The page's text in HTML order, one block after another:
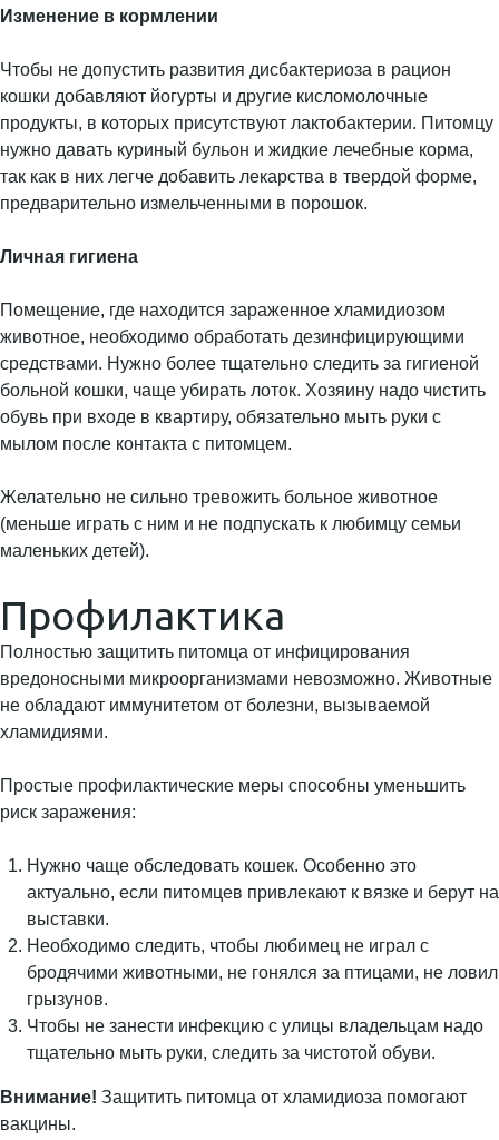
Изменение в кормлении
Чтобы не допустить развития дисбактериоза в рацион
кошки добавляют йогурты и другие кисломолочные
продукты, в которых присутствуют лактобактерии. Питомцу
нужно давать куриный бульон и жидкие лечебные корма,
так как в них легче добавить лекарства в твердой форме,
предварительно измельченными в порошок.
Личная гигиена
Помещение, где находится зараженное хламидиозом
животное, необходимо обработать дезинфицирующими
средствами. Нужно более тщательно следить за гигиеной
больной кошки, чаще убирать лоток. Хозяину надо чистить
обувь при входе в квартиру, обязательно мыть руки с
мылом после контакта с питомцем.
Желательно не сильно тревожить больное животное
(меньше играть с ним и не подпускать к любимцу семьи
маленьких детей).
Профилактика
Полностью защитить питомца от инфицирования
вредоносными микроорганизмами невозможно. Животные
не обладают иммунитетом от болезни, вызываемой
хламидиями.
Простые профилактические меры способны уменьшить
риск заражения:
Нужно чаще обследовать кошек. Особенно это
актуально, если питомцев привлекают к вязке и берут на
выставки.
Необходимо следить, чтобы любимец не играл с
бродячими животными, не гонялся за птицами, не ловил
грызунов.
Чтобы не занести инфекцию с улицы владельцам надо
тщательно мыть руки, следить за чистотой обуви.
Внимание! Защитить питомца от хламидиоза помогают
вакцины.